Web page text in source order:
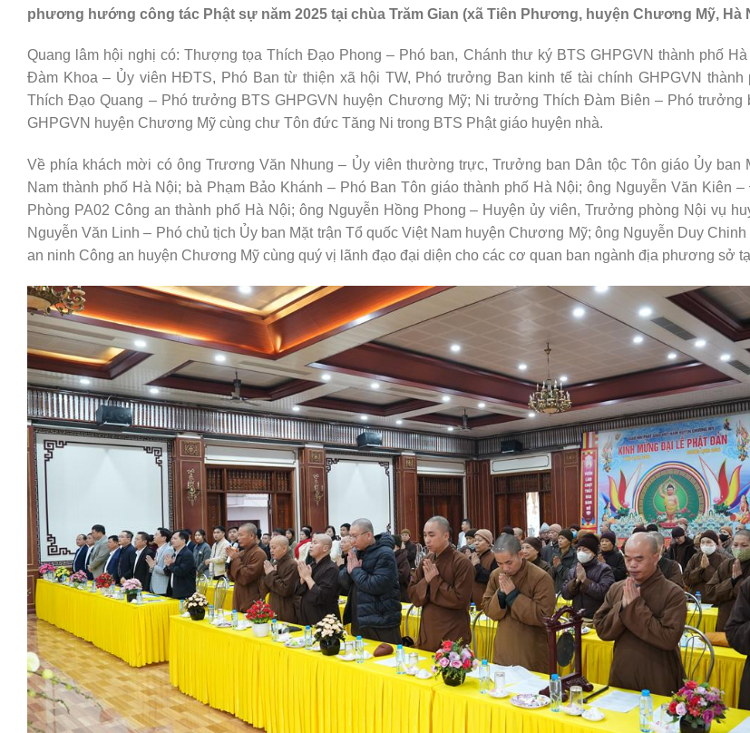
phương hướng công tác Phật sự năm 2025 tại chùa Trăm Gian (xã Tiên Phương, huyện Chương Mỹ, Hà
Quang lâm hội nghị có: Thượng tọa Thích Đạo Phong – Phó ban, Chánh thư ký BTS GHPGVN thành phố
Đàm Khoa – Ủy viên HĐTS, Phó Ban từ thiện xã hội TW, Phó trưởng Ban kinh tế tài chính GHPGVN
Thích Đạo Quang – Phó trưởng BTS GHPGVN huyện Chương Mỹ; Ni trưởng Thích Đàm Biên – Phó trưởng
GHPGVN huyện Chương Mỹ cùng chư Tôn đức Tăng Ni trong BTS Phật giáo huyện nhà.
Về phía khách mời có ông Trương Văn Nhung – Ủy viên thường trực, Trưởng ban Dân tộc Tôn giáo Ủy ban
Nam thành phố Hà Nội; bà Phạm Bảo Khánh – Phó Ban Tôn giáo thành phố Hà Nội; ông Nguyễn Văn Kiên
Phòng PA02 Công an thành phố Hà Nội; ông Nguyễn Hồng Phong – Huyện ủy viên, Trưởng phòng Nội vụ
Nguyễn Văn Linh – Phó chủ tịch Ủy ban Mặt trận Tổ quốc Việt Nam huyện Chương Mỹ; ông Nguyễn Duy
an ninh Công an huyện Chương Mỹ cùng quý vị lãnh đạo đại diện cho các cơ quan ban ngành địa phương sở